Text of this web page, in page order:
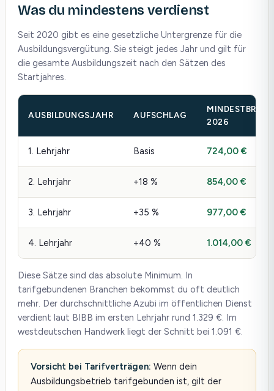
Was du mindestens verdienst
Seit 2020 gibt es eine gesetzliche Untergrenze für die
Ausbildungsvergütung. Sie steigt jedes Jahr und gilt für
die gesamte Ausbildungszeit nach den Sätzen des
Startjahres.
AUSBILDUNGSJAHR AUFSCHLAG
2026
1. Lehrjahr Basis 724,00 €
2. Lehrjahr +18 % 854,00 €
3. Lehrjahr +35 % 977,00 €
4. Lehrjahr +40 % 1.014,00 €
Diese Sätze sind das absolute Minimum. In
tarifgebundenen Branchen bekommst du oft deutlich
mehr. Der durchschnittliche Azubi im öffentlichen Dienst
verdient laut BIBB im ersten Lehrjahr rund 1.329 €. Im
westdeutschen Handwerk liegt der Schnitt bei 1.091 €.
Vorsicht bei Tarifverträgen: Wenn dein
Ausbildungsbetrieb tarifgebunden ist, gilt der